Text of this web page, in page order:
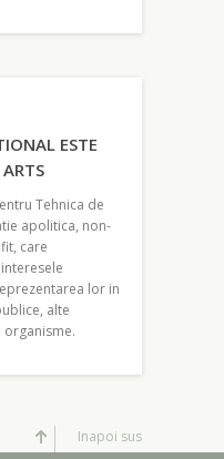
ESTE
Tehnica de
apolitica, non-
care
lor in
alte
Inapoi sus